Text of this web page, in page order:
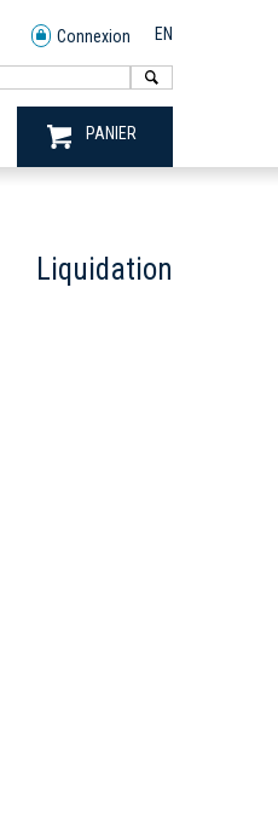
Connexion EN
PANIER
Liquidation